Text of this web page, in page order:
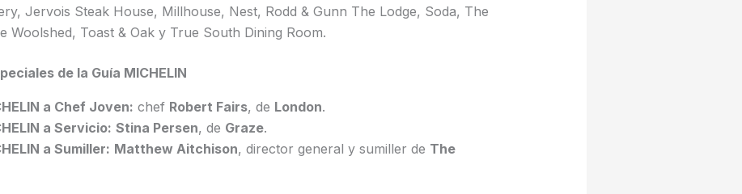
Jervois Steak House, Millhouse, Nest, Rodd & Gunn The Lodge, Soda, The
Woolshed, Toast & Oak y True South Dining Room.
de la Guía MICHELIN
a Chef Joven: chef Robert Fairs, de London.
a Servicio: Stina Persen, de Graze.
a Sumiller: Matthew Aitchison, director general y sumiller de The